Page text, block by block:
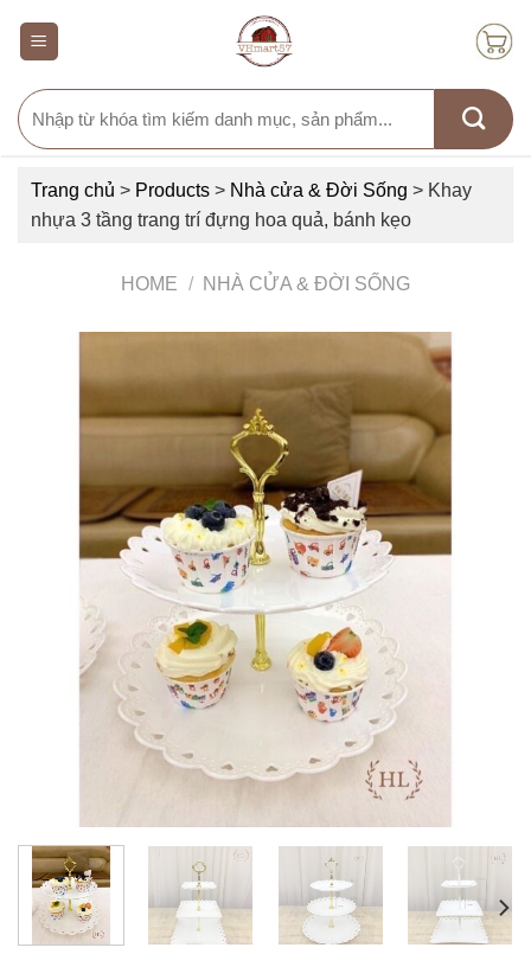
Search
for:
Trang chủ > Products > Nhà cửa & Đời Sống > Khay
nhựa 3 tầng trang trí đựng hoa quả, bánh kẹo
HOME / NHÀ CỬA & ĐỜI SỐNG